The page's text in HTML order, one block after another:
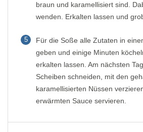
braun und karamellisiert sind.
wenden. Erkalten lassen und
5
Für die Soße alle Zutaten in
geben und einige Minuten
erkalten lassen. Am nächsten
Scheiben schneiden, mit den
karamellisierten Nüssen
erwärmten Sauce servieren.